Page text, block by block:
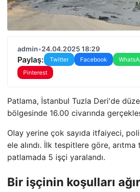
admin•24.04.2025 18:29
Paylaş: Twitter Facebook
Pinterest
Patlama, İstanbul Tuzla Deri'de
bölgesinde 16.00 civarında
Olay yerine çok sayıda itfaiyeci,
ele alındı. İlk tespitlere göre, arıtma
patlamada 5 işçi yaralandı.
Bir işçinin koşulları ağır